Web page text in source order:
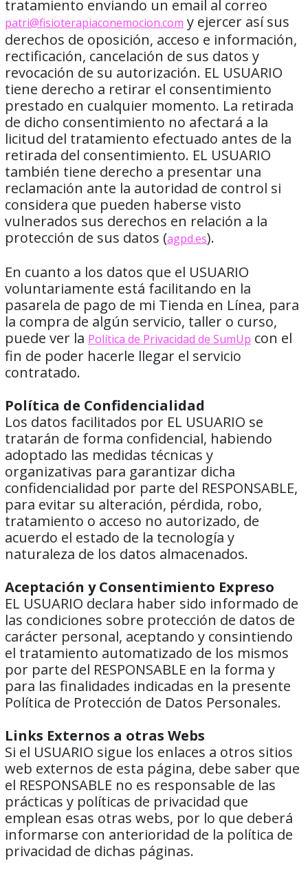
tratamiento enviando un email al correo
patri@fisioterapiaconemocion.com y ejercer así sus
derechos de oposición, acceso e información,
rectificación, cancelación de sus datos y
revocación de su autorización. EL USUARIO
tiene derecho a retirar el consentimiento
prestado en cualquier momento. La retirada
de dicho consentimiento no afectará a la
licitud del tratamiento efectuado antes de la
retirada del consentimiento. EL USUARIO
también tiene derecho a presentar una
reclamación ante la autoridad de control si
considera que pueden haberse visto
vulnerados sus derechos en relación a la
protección de sus datos (agpd.es).
En cuanto a los datos que el USUARIO
voluntariamente está facilitando en la
pasarela de pago de mi Tienda en Línea, para
la compra de algún servicio, taller o curso,
puede ver la Política de Privacidad de SumUp con el
fin de poder hacerle llegar el servicio
contratado.
Política de Confidencialidad
Los datos facilitados por EL USUARIO se
tratarán de forma confidencial, habiendo
adoptado las medidas técnicas y
organizativas para garantizar dicha
confidencialidad por parte del RESPONSABLE,
para evitar su alteración, pérdida, robo,
tratamiento o acceso no autorizado, de
acuerdo el estado de la tecnología y
naturaleza de los datos almacenados.
Aceptación y Consentimiento Expreso
EL USUARIO declara haber sido informado de
las condiciones sobre protección de datos de
carácter personal, aceptando y consintiendo
el tratamiento automatizado de los mismos
por parte del RESPONSABLE en la forma y
para las finalidades indicadas en la presente
Política de Protección de Datos Personales.
Links Externos a otras Webs
Si el USUARIO sigue los enlaces a otros sitios
web externos de esta página, debe saber que
el RESPONSABLE no es responsable de las
prácticas y políticas de privacidad que
emplean esas otras webs, por lo que deberá
informarse con anterioridad de la política de
privacidad de dichas páginas.